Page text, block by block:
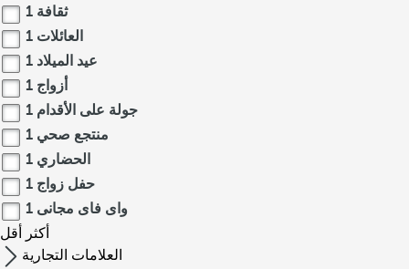
ثقافة 1
العائلات 1
عيد الميلاد 1
أزواج 1
جولة على الأقدام 1
منتجع صحي 1
الحضاري 1
حفل زواج 1
واى فاى مجانى 1
أكثر
أقل
العلامات التجارية